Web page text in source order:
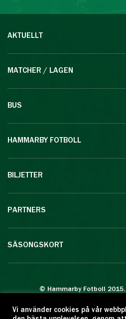
AKTUELLT
MATCHER / LAGEN
BUS
HAMMARBY FOTBOLL
BILJETTER
PARTNERS
SÄSONGSKORT
© Hammarby Fotboll
Eftertryck eller annan
Vi använder cookies på vår